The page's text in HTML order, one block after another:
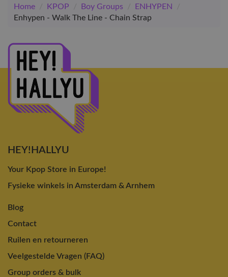
Home / KPOP / Boy Groups / ENHYPEN
/
Enhypen - Walk The Line - Chain Strap
HEY!HALLYU
Your Kpop Store in Europe!
Fysieke winkels in Amsterdam & Arnhem
Blog
Contact
Ruilen en retourneren
Veelgestelde Vragen (FAQ)
Group orders & bulk